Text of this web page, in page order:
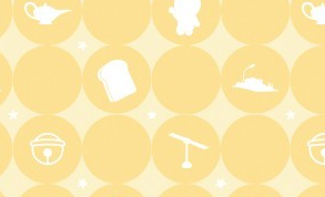
深夜 0:45
キッチンカー大作戦!
深夜 1:15